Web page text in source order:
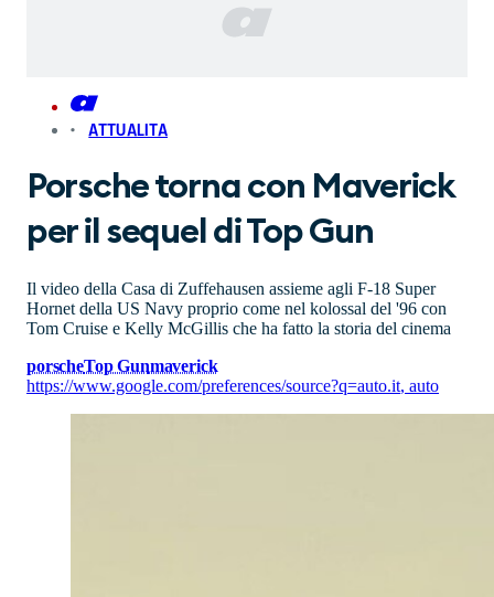
ATTUALITA
Porsche torna con Maverick
per il sequel di Top Gun
Il video della Casa di Zuffehausen assieme agli F-18 Super
Hornet della US Navy proprio come nel kolossal del '96 con
Tom Cruise e Kelly McGillis che ha fatto la storia del cinema
porscheTop Gunmaverick
https://www.google.com/preferences/source?q=auto.it, auto